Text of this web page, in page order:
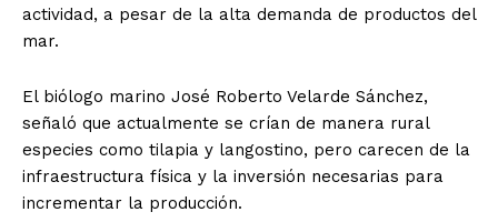
actividad, a pesar de la alta demanda de productos del
mar.
El biólogo marino José Roberto Velarde Sánchez,
señaló que actualmente se crían de manera rural
especies como tilapia y langostino, pero carecen de la
infraestructura física y la inversión necesarias para
incrementar la producción.